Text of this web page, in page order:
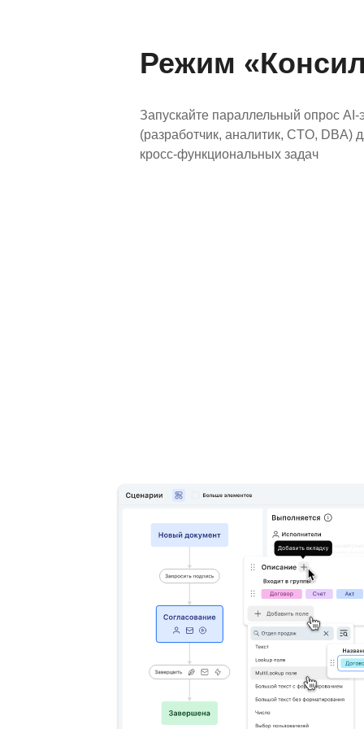
Режим
Запускайте параллельный опрос AI-
(разработчик, аналитик, CTO, DBA)
кросс-функциональных задач